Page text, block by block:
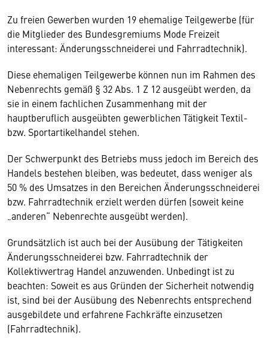
Zu freien Gewerben wurden 19 ehemalige Teilgewerbe (für
die Mitglieder des Bundesgremiums Mode Freizeit
interessant: Änderungsschneiderei und Fahrradtechnik).
Diese ehemaligen Teilgewerbe können nun im Rahmen des
Nebenrechts gemäß § 32 Abs. 1 Z 12 ausgeübt werden, da
sie in einem fachlichen Zusammenhang mit der
hauptberuflich ausgeübten gewerblichen Tätigkeit Textil-
bzw. Sportartikelhandel stehen.
Der Schwerpunkt des Betriebs muss jedoch im Bereich des
Handels bestehen bleiben, was bedeutet, dass weniger als
50 % des Umsatzes in den Bereichen Änderungsschneiderei
bzw. Fahrradtechnik erzielt werden dürfen (soweit keine
„anderen“ Nebenrechte ausgeübt werden).
Grundsätzlich ist auch bei der Ausübung der Tätigkeiten
Änderungsschneiderei bzw. Fahrradtechnik der
Kollektivvertrag Handel anzuwenden. Unbedingt ist zu
beachten: Soweit es aus Gründen der Sicherheit notwendig
ist, sind bei der Ausübung des Nebenrechts entsprechend
ausgebildete und erfahrene Fachkräfte einzusetzen
(Fahrradtechnik).